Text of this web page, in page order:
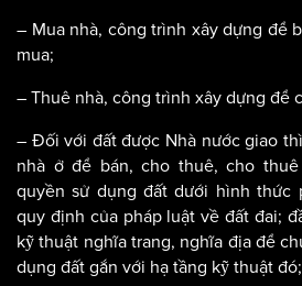
– Mua nhà, công trình xây dựng để
mua;
– Thuê nhà, công trình xây dựng để
– Đối với đất được Nhà nước giao
nhà ở để bán, cho thuê, cho
quyền sử dụng đất dưới hình thức
quy định của pháp luật về đất đai;
kỹ thuật nghĩa trang, nghĩa địa để
dụng đất gắn với hạ tầng kỹ thuật đó;